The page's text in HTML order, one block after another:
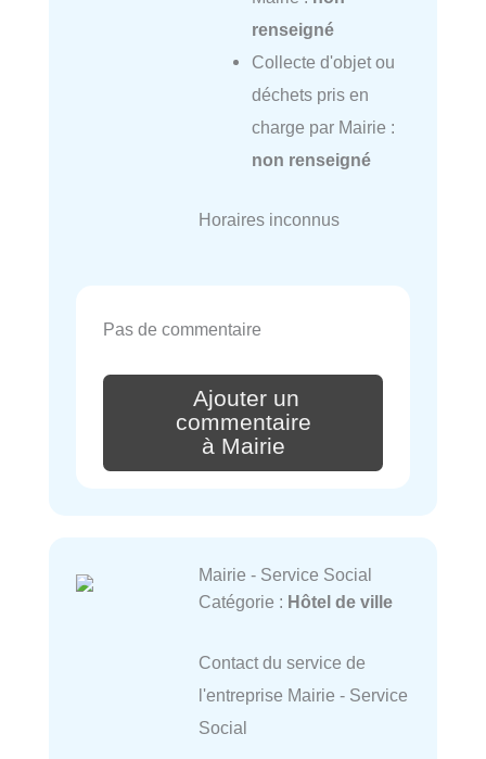
renseigné
Collecte d'objet ou
déchets pris en
charge par Mairie :
non renseigné
Horaires inconnus
Pas de commentaire
Ajouter un
commentaire
à Mairie
Mairie - Service Social
Catégorie : Hôtel de ville
Contact du service de
l'entreprise Mairie - Service
Social